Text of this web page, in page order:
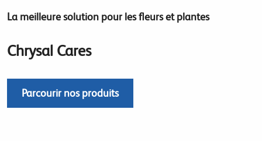
La meilleure solution pour les fleurs et plantes
Chrysal Cares
Parcourir nos produits